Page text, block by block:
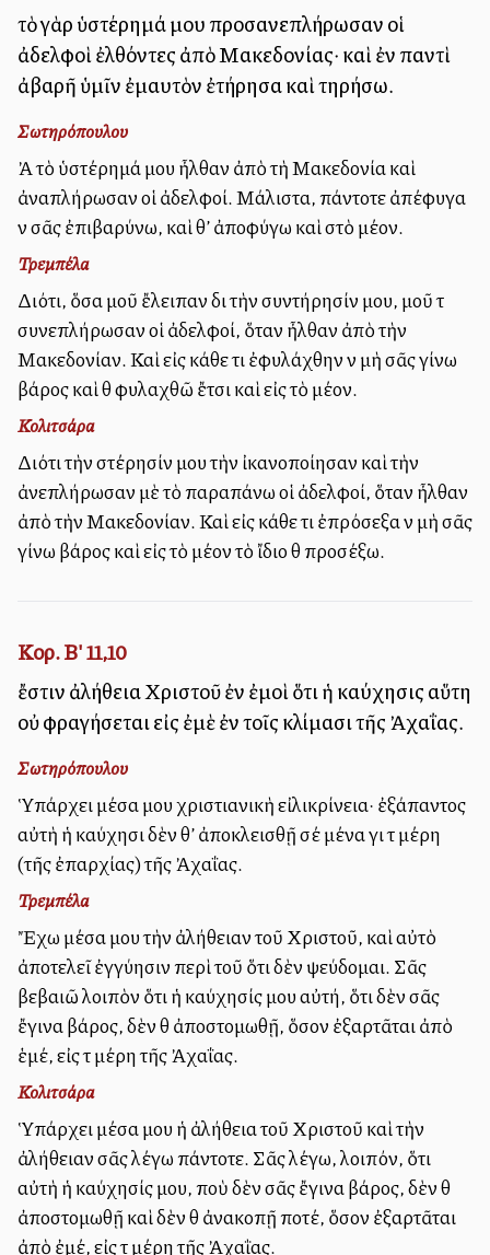
τὸ γὰρ ὑστέρημά μου προσανεπλήρωσαν οἱ
ἀδελφοὶ ἐλθόντες ἀπὸ Μακεδονίας· καὶ ἐν παντὶ
ἀβαρῆ ὑμῖν ἐμαυτὸν ἐτήρησα καὶ τηρήσω.
Σωτηρόπουλου
Ἀλλὰ τὸ ὑστέρημά μου ἦλθαν ἀπὸ τὴ Μακεδονία καὶ
ἀναπλήρωσαν οἱ ἀδελφοί. Μάλιστα, πάντοτε ἀπέφυγα
νὰ σᾶς ἐπιβαρύνω, καὶ θ’ ἀποφύγω καὶ στὸ μέλλον.
Τρεμπέλα
Διότι, ὅσα μοῦ ἔλειπαν διὰ τὴν συντήρησίν μου, μοῦ τὰ
συνεπλήρωσαν οἱ ἀδελφοί, ὅταν ἦλθαν ἀπὸ τὴν
Μακεδονίαν. Καὶ εἰς κάθε τι ἐφυλάχθην νὰ μὴ σᾶς γίνω
βάρος καὶ θὰ φυλαχθῶ ἔτσι καὶ εἰς τὸ μέλλον.
Κολιτσάρα
Διότι τὴν στέρησίν μου τὴν ἰκανοποίησαν καὶ τὴν
ἀνεπλήρωσαν μὲ τὸ παραπάνω οἱ ἀδελφοί, ὅταν ἦλθαν
ἀπὸ τὴν Μακεδονίαν. Καὶ εἰς κάθε τι ἐπρόσεξα νὰ μὴ σᾶς
γίνω βάρος καὶ εἰς τὸ μέλλον τὸ ἴδιο θὰ προσέξω.
Κορ. Β' 11,10
ἔστιν ἀλήθεια Χριστοῦ ἐν ἐμοὶ ὅτι ἡ καύχησις αὕτη
οὐ φραγήσεται εἰς ἐμὲ ἐν τοῖς κλίμασι τῆς Ἀχαΐας.
Σωτηρόπουλου
Ὑπάρχει μέσα μου χριστιανικὴ εἰλικρίνεια· ἐξάπαντος
αὐτὴ ἡ καύχησι δὲν θ’ ἀποκλεισθῇ σέ μένα γιὰ τὰ μέρη
(τῆς ἐπαρχίας) τῆς Ἀχαΐας.
Τρεμπέλα
Ἔχω μέσα μου τὴν ἀλήθειαν τοῦ Χριστοῦ, καὶ αὐτὸ
ἀποτελεῖ ἐγγύησιν περὶ τοῦ ὅτι δὲν ψεύδομαι. Σᾶς
βεβαιῶ λοιπὸν ὅτι ἡ καύχησίς μου αὐτή, ὅτι δὲν σᾶς
ἔγινα βάρος, δὲν θὰ ἀποστομωθῇ, ὅσον ἐξαρτᾶται ἀπὸ
ἑμέ, εἰς τὰ μέρη τῆς Ἀχαΐας.
Κολιτσάρα
Ὑπάρχει μέσα μου ἡ ἀλήθεια τοῦ Χριστοῦ καὶ τὴν
ἀλήθειαν σᾶς λέγω πάντοτε. Σᾶς λέγω, λοιπόν, ὅτι
αὐτὴ ἡ καύχησίς μου, ποὺ δὲν σᾶς ἔγινα βάρος, δὲν θὰ
ἀποστομωθῇ καὶ δὲν θὰ ἀνακοπῇ ποτέ, ὅσον ἐξαρτᾶται
ἀπὸ ἐμέ, εἰς τὰ μέρη τῆς Ἀχαῒας.